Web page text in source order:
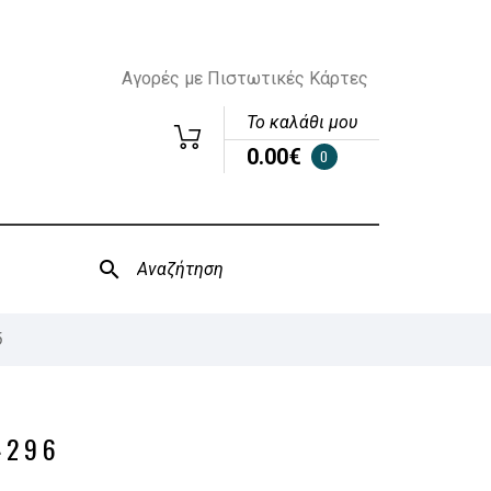
Αγορές με Πιστωτικές Κάρτες
Το καλάθι μου
0.00€ 0